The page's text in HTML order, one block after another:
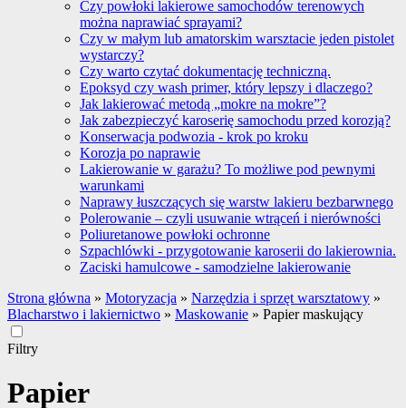
Czy powłoki lakierowe samochodów terenowych
można naprawiać sprayami?
Czy w małym lub amatorskim warsztacie jeden pistolet
wystarczy?
Czy warto czytać dokumentację techniczną.
Epoksyd czy wash primer, który lepszy i dlaczego?
Jak lakierować metodą „mokre na mokre”?
Jak zabezpieczyć karoserię samochodu przed korozją?
Konserwacja podwozia - krok po kroku
Korozja po naprawie
Lakierowanie w garażu? To możliwe pod pewnymi
warunkami
Naprawy łuszczących się warstw lakieru bezbarwnego
Polerowanie – czyli usuwanie wtrąceń i nierówności
Poliuretanowe powłoki ochronne
Szpachlówki - przygotowanie karoserii do lakierownia.
Zaciski hamulcowe - samodzielne lakierowanie
Strona główna » Motoryzacja » Narzędzia i sprzęt warsztatowy »
Blacharstwo i lakiernictwo » Maskowanie » Papier maskujący
Filtry
Papier